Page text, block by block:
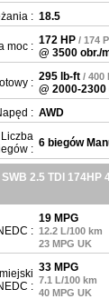
: 18.5
moc : 172 HP / 174
@ 3500 obr./
: 295 lb-ft / 400
@ 2000-2300
: AWD
: 6 biegów
2.5 TDI 174HP
:
19 MPG
12.2 L/100 km
23 MPG UK
:
33 MPG
7.1 L/100 km
40 MPG UK